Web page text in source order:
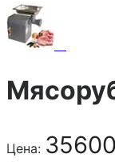
Цена: 35600